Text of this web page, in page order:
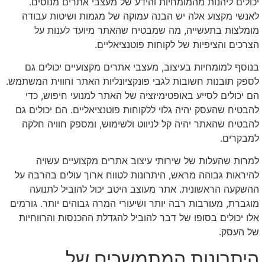
לאנשי מקצוע אלה יש הבנה עמוקה של מגמות ושיטות עבודה
מומלצות בתעשייה, מה שמבטיח שהאתר מיועד לענות על
הצרכים והציפיות של לקוחות פוטנציאליים.
בנוסף למומחיות בעיצוב, מעצבי אתרים מקצועיים יכולים גם
לספק תובנות חשובות לגבי פונקציונליות האתר וחווית המשתמש.
הם יכולים לסייע באופטימיזציה של האתר למנועי חיפוש, כדי
להבטיח שהעסק יהיה גלוי ללקוחות פוטנציאליים. הם יכולים גם
להבטיח שהאתר יהיה קל לניווט ולשימוש, ומספק חוויה חלקה
למבקרים.
למרות שהעלות של שירותי עיצוב אתרים מקצועיים עשויה
להיראות גבוהה מראש, היתרונות לטווח ארוך עולים בהרבה על
ההשקעה הראשונית. אתר מעוצב היטב יכול להוביל לתנועה
מוגברת, מעורבות רבה יותר ושיעורי המרה גבוהים יותר. גורמים
אלו יכולים בסופו של דבר להוביל להגדלת ההכנסות והרווחיות
של העסק.